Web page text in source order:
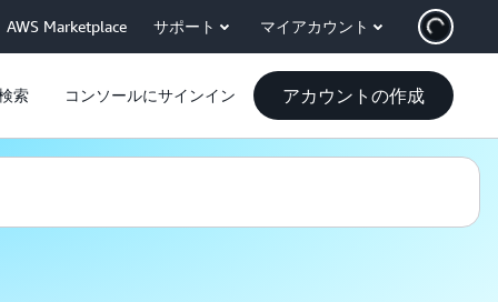
AWS Marketplace サポート マイアカウント
索 コンソールにサインイン アカウントの作成